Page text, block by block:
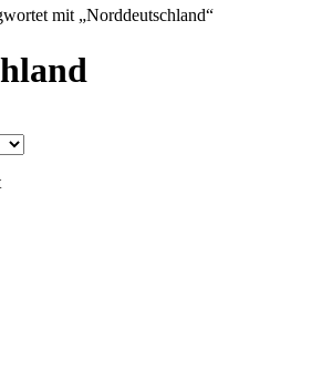
mit „Norddeutschland“